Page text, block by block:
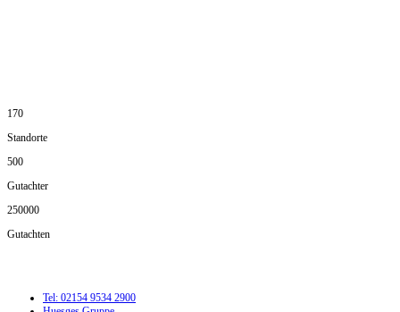
170
Standorte
500
Gutachter
250000
Gutachten
Tel: 02154 9534 2900